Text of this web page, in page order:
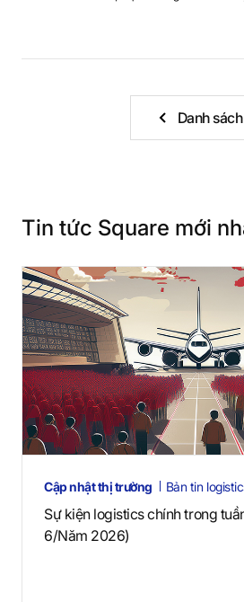
Danh sách
Tin tức Square mới
Cập nhật thị trường Bản tin
Sự kiện logistics chính trong
6/Năm 2026)